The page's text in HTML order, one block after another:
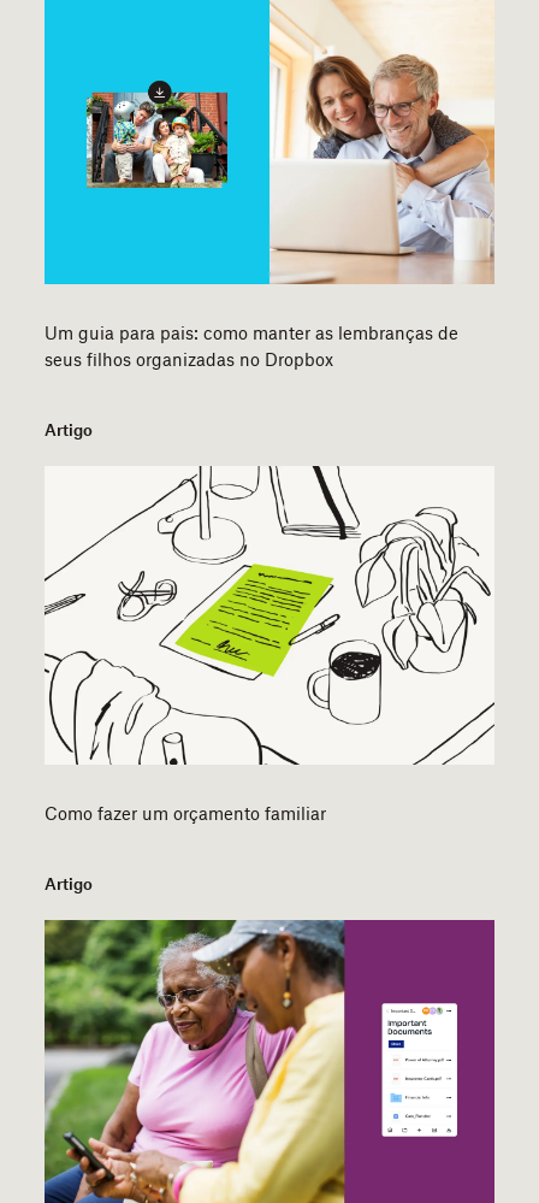
Um guia para pais: como manter as lembranças de
seus filhos organizadas no Dropbox
Artigo
Como fazer um orçamento familiar
Artigo